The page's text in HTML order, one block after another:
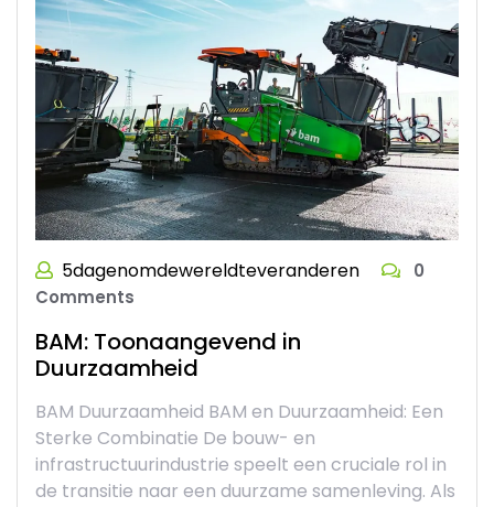
5dagenomdewereldteveranderen
0
Comments
BAM: Toonaangevend in
Duurzaamheid
BAM Duurzaamheid BAM en Duurzaamheid: Een
Sterke Combinatie De bouw- en
infrastructuurindustrie speelt een cruciale rol in
de transitie naar een duurzame samenleving. Als